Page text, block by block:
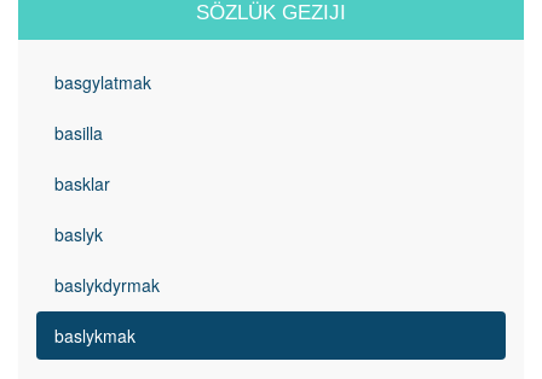
SÖZLÜK GEZIJI
basgylatmak
basilla
basklar
baslyk
baslykdyrmak
baslykmak